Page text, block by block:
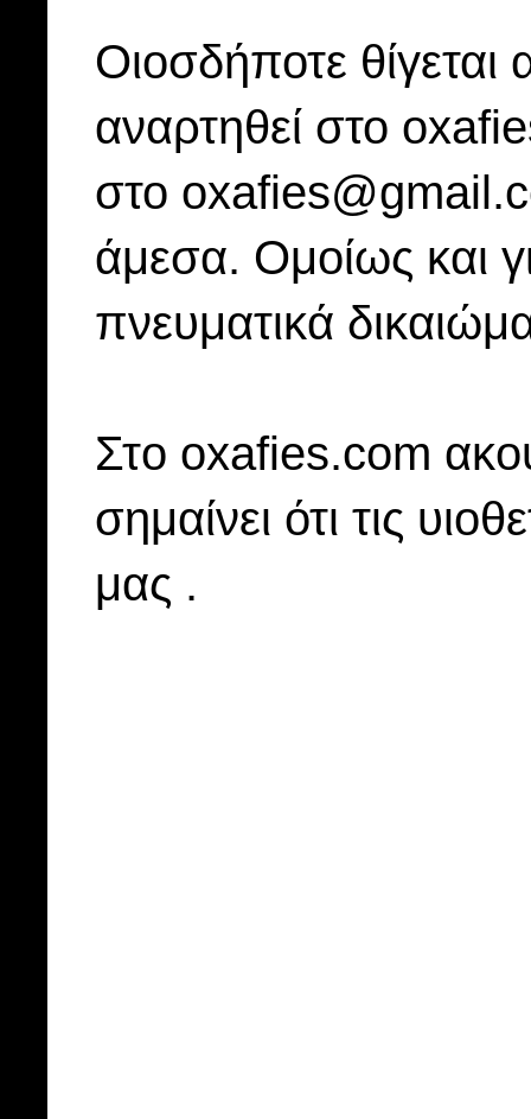
Οιοσδήποτε
αναρτηθεί στο
στο
άμεσα. Ομοίως και
πνευματικά
Στo oxafies.com
σημαίνει ότι τις
μας .